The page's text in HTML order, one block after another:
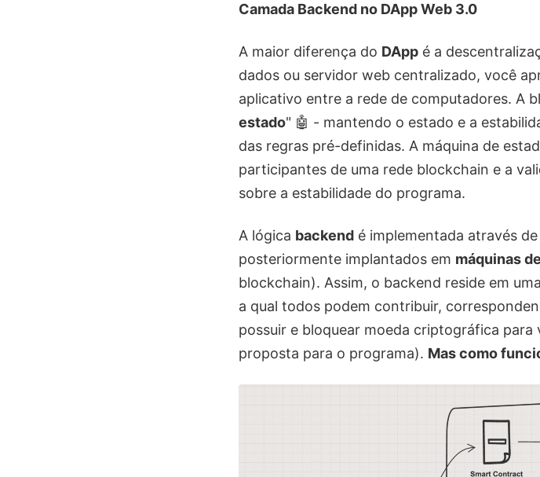
Camada Backend no DApp Web 3.0
A maior diferença do DApp é a
dados ou servidor web centralizado, você
aplicativo entre a rede de computadores. A
estado" 🤖 - mantendo o estado e a
das regras pré-definidas. A máquina de
participantes de uma rede blockchain e a
sobre a estabilidade do programa.
A lógica backend é implementada através de
posteriormente implantados em máquinas
blockchain). Assim, o backend reside em
a qual todos podem contribuir,
possuir e bloquear moeda criptográfica para
proposta para o programa). Mas como